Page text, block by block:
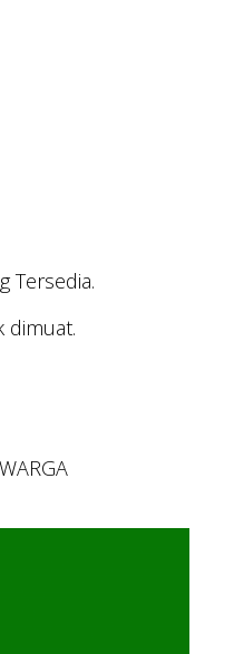
Tersedia.
dimuat.